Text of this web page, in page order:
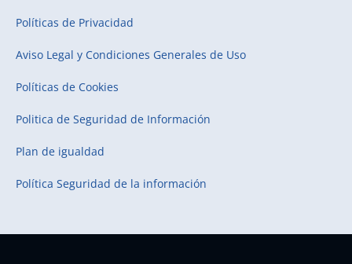
Políticas de Privacidad
Aviso Legal y Condiciones Generales de Uso
Políticas de Cookies
Politica de Seguridad de Información
Plan de igualdad
Política Seguridad de la información